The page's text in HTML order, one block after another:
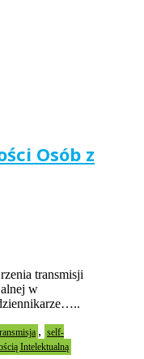
Osób z
transmisji
w
, self-
Intelektualną